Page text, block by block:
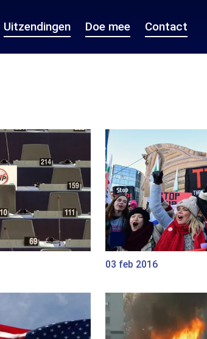
Uitzendingen Doe mee Contact
03 feb 2016